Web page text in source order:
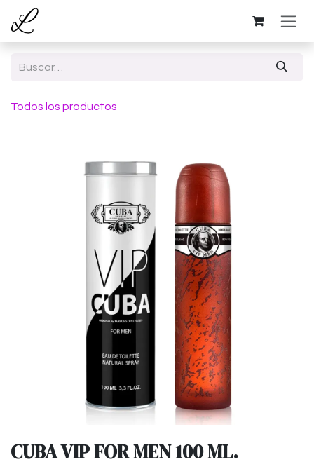
Ir al contenido
Todos los productos
CUBA VIP FOR MEN 100 ML.